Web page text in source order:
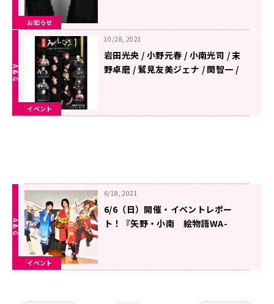
お知らせ
イベント
10/28, 2021
岩田光央 / 小野元春 / 小南光司 / 末
野卓磨 / 鷲見友美ジェナ / 関智一 /
イベント
6/18, 2021
6/6（日）開催・イベントレポー
ト！『矢野・小南 絵物語WA-